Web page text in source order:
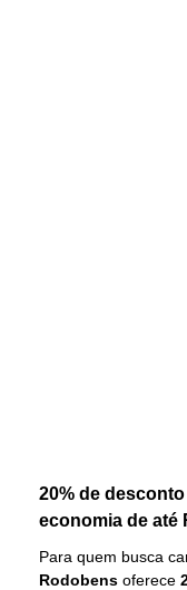
20% de
economia de até
Para quem busca
Rodobens oferece